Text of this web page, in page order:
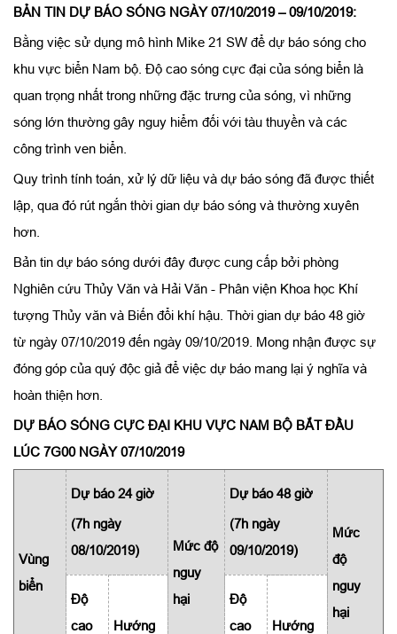
BẢN TIN DỰ BÁO SÓNG NGÀY 07/10/2019 – 09/10/2019:
Bằng việc sử dụng mô hình Mike 21 SW để dự báo sóng cho
khu vực biển Nam bộ. Độ cao sóng cực đại của sóng biển là
quan trọng nhất trong những đặc trưng của sóng, vì những
sóng lớn thường gây nguy hiểm đối với tàu thuyền và các
công trình ven biển.
Quy trình tính toán, xử lý dữ liệu và dự báo sóng đã được thiết
lập, qua đó rút ngắn thời gian dự báo sóng và thường xuyên
hơn.
Bản tin dự báo sóng dưới đây được cung cấp bởi phòng
Nghiên cứu Thủy Văn và Hải Văn - Phân viện Khoa học Khí
tượng Thủy văn và Biến đổi khí hậu. Thời gian dự báo 48 giờ
từ ngày 07/10/2019 đến ngày 09/10/2019. Mong nhận được sự
đóng góp của quý độc giả để việc dự báo mang lại ý nghĩa và
hoàn thiện hơn.
DỰ BÁO SÓNG CỰC ĐẠI KHU VỰC NAM BỘ BẮT ĐẦU
LÚC 7G00 NGÀY 07/10/2019
Vùng
biển
Dự báo 24 giờ
(7h ngày
08/10/2019)
Mức độ
nguy
hại
Dự báo 48 giờ
(7h ngày
09/10/2019)
Mức
độ
nguy
hại
Độ
cao
Hướng
Độ
cao
Hướng